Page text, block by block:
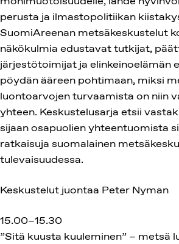
perusta ja ilmastopolitiikan
SuomiAreenan metsäkeskustelut
näkökulmia edustavat tutkijat,
järjestötoimijat ja elinkeinoelämän
pöydän ääreen pohtimaan, miksi
luontoarvojen turvaamista on niin
yhteen. Keskustelusarja etsii
sijaan osapuolien yhteentuomista
ratkaisuja suomalainen
tulevaisuudessa.
Keskustelut juontaa Peter Nyman
15.00–15.30
”Sitä kuusta kuuleminen” – metsä